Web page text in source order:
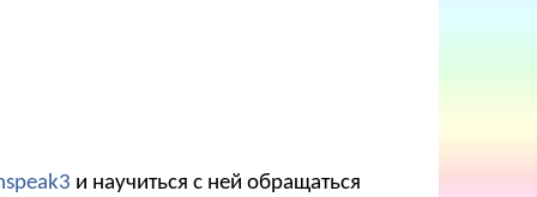
и научиться с ней обращаться